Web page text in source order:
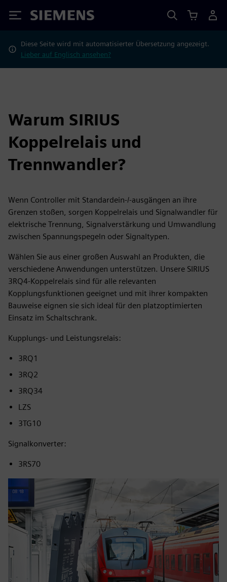
Siemens
Diese Seite wird mit automatisierter Übersetzung angezeigt.
Lieber auf Englisch ansehen?
Warum SIRIUS
Koppelrelais und
Trennwandler?
Wenn Controller mit Standardein-/-ausgängen an ihre
Grenzen stoßen, sorgen Koppelrelais und Signalwandler für
elektrische Trennung, Signalverstärkung und Umwandlung
zwischen Spannungspegeln oder Signaltypen.
Wählen Sie aus einer großen Auswahl an Produkten, die
verschiedene Anwendungen unterstützen. Unsere SIRIUS
3RQ4-Koppelrelais sind für alle relevanten
Kopplungsfunktionen geeignet und mit ihrer kompakten
Bauweise eignen sie sich ideal für den platzoptimierten
Einsatz im Schaltschrank.
Kupplungs- und Leistungsrelais:
3RQ1
3RQ2
3RQ34
LZS
3TG10
Signalkonverter:
3RS70